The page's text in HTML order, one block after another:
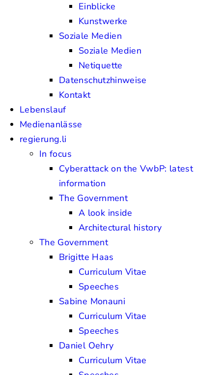
Einblicke
Kunstwerke
Soziale Medien
Soziale Medien
Netiquette
Datenschutzhinweise
Kontakt
Lebenslauf
Medienanlässe
regierung.li
In focus
Cyberattack on the VwbP: latest
information
The Government
A look inside
Architectural history
The Government
Brigitte Haas
Curriculum Vitae
Speeches
Sabine Monauni
Curriculum Vitae
Speeches
Daniel Oehry
Curriculum Vitae